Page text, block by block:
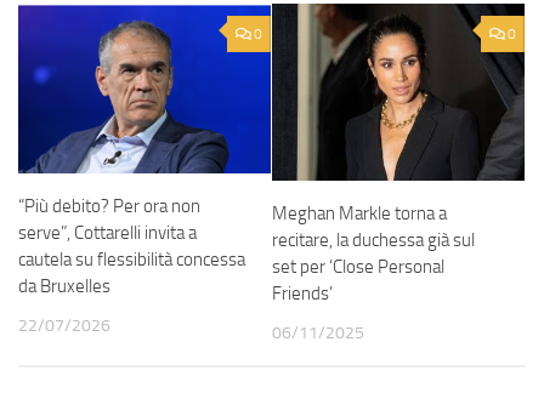
0
“Più debito? Per ora non
serve”, Cottarelli invita a
cautela su flessibilità concessa
da Bruxelles
22/07/2026
0
Meghan Markle torna a
recitare, la duchessa già sul
set per ‘Close Personal
Friends’
06/11/2025